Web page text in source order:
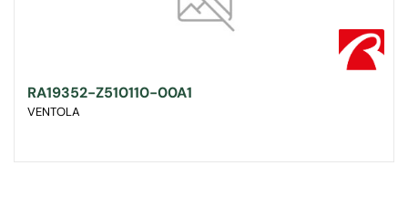
RA19352-Z510110-00A1
VENTOLA